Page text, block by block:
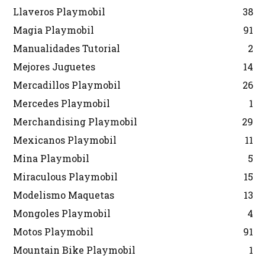
Llaveros Playmobil
38
Magia Playmobil
91
Manualidades Tutorial
2
Mejores Juguetes
14
Mercadillos Playmobil
26
Mercedes Playmobil
1
Merchandising Playmobil
29
Mexicanos Playmobil
11
Mina Playmobil
5
Miraculous Playmobil
15
Modelismo Maquetas
13
Mongoles Playmobil
4
Motos Playmobil
91
Mountain Bike Playmobil
1